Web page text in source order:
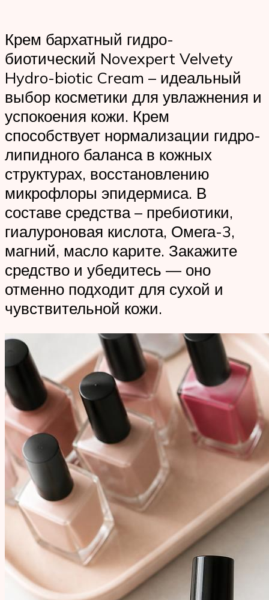
Крем бархатный гидро-
биотический Novexpert Velvety
Hydro-biotic Cream – идеальный
выбор косметики для увлажнения и
успокоения кожи. Крем
способствует нормализации гидро-
липидного баланса в кожных
структурах, восстановлению
микрофлоры эпидермиса. В
составе средства – пребиотики,
гиалуроновая кислота, Омега-3,
магний, масло карите. Закажите
средство и убедитесь — оно
отменно подходит для сухой и
чувствительной кожи.